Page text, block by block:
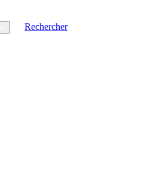
Rechercher